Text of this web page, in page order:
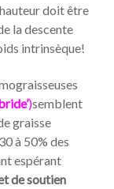
doit être
la descente
intrinsèque!
)semblent
graisse
à 50% des
espérant
de soutien